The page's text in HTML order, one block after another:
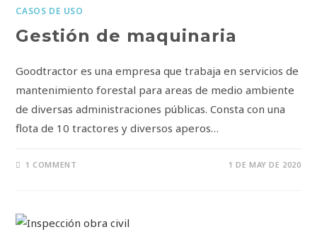
CASOS DE USO
Gestión de maquinaria
Goodtractor es una empresa que trabaja en servicios de
mantenimiento forestal para areas de medio ambiente
de diversas administraciones públicas. Consta con una
flota de 10 tractores y diversos aperos…
1 COMMENT 1 DE MAY DE 2020